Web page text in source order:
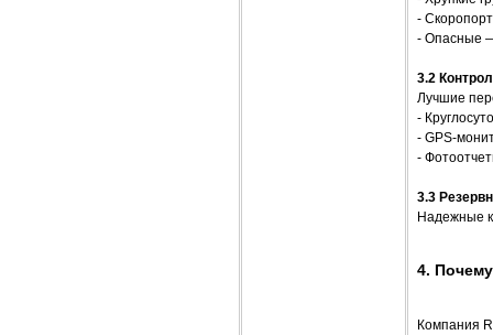
-
- Опасные
3.2
Лучшие
-
- GPS-
-
3.3
Надежные
4.
Компания